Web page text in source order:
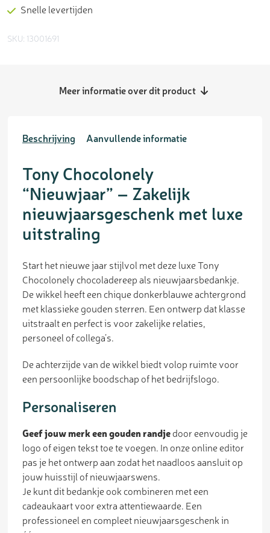
Snelle levertijden
SKU: 13001691
Meer informatie over dit product
Beschrijving Aanvullende informatie
Tony Chocolonely
“Nieuwjaar” – Zakelijk
nieuwjaarsgeschenk met luxe
uitstraling
Start het nieuwe jaar stijlvol met deze luxe Tony
Chocolonely chocoladereep als nieuwjaarsbedankje.
De wikkel heeft een chique donkerblauwe achtergrond
met klassieke gouden sterren. Een ontwerp dat klasse
uitstraalt en perfect is voor zakelijke relaties,
personeel of collega’s.
De achterzijde van de wikkel biedt volop ruimte voor
een persoonlijke boodschap of het bedrijfslogo.
Personaliseren
Geef jouw merk een gouden randjedoor eenvoudig je
logo of eigen tekst toe te voegen. In onze online editor
pas je het ontwerp aan zodat het naadloos aansluit op
jouw huisstijl of nieuwjaarswens.
Je kunt dit bedankje ook combineren met een
cadeaukaart voor extra attentiewaarde. Een
professioneel en compleet nieuwjaarsgeschenk in